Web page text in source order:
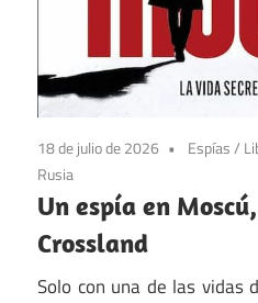
18 de julio de 2026 Espías/
Rusia
Un espía en
Crossland
Solo con una de las vidas